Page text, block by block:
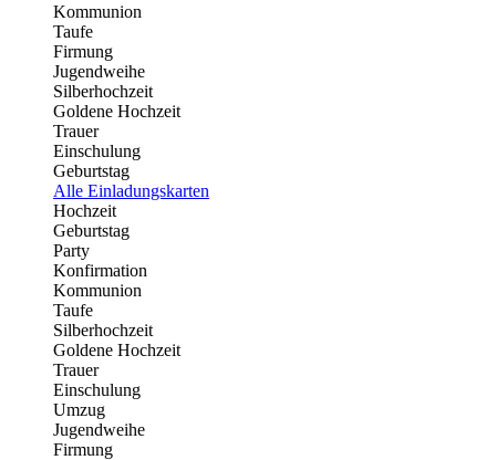
Kommunion
Taufe
Firmung
Jugendweihe
Silberhochzeit
Goldene Hochzeit
Trauer
Einschulung
Geburtstag
Alle Einladungskarten
Hochzeit
Geburtstag
Party
Konfirmation
Kommunion
Taufe
Silberhochzeit
Goldene Hochzeit
Trauer
Einschulung
Umzug
Jugendweihe
Firmung